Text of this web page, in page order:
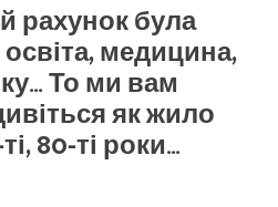
рахунок була
медицина,
То ми вам
як жило
80-ті роки…